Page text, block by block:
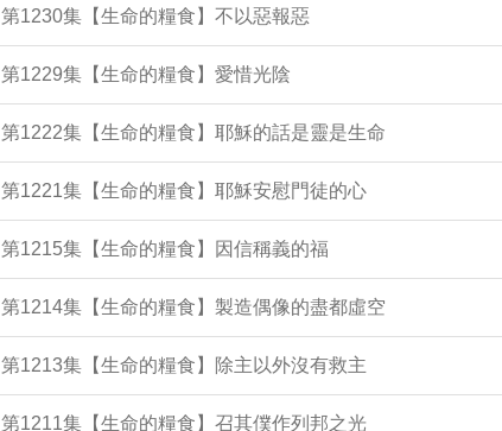
第1230集【生命的糧食】不以惡報惡
第1229集【生命的糧食】愛惜光陰
第1222集【生命的糧食】耶穌的話是靈是生命
第1221集【生命的糧食】耶穌安慰門徒的心
第1215集【生命的糧食】因信稱義的福
第1214集【生命的糧食】製造偶像的盡都虛空
第1213集【生命的糧食】除主以外沒有救主
第1211集【生命的糧食】召其僕作列邦之光